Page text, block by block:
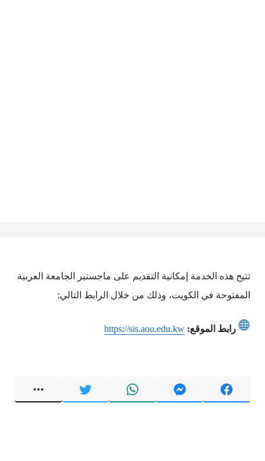
تتيح هذه الخدمة إمكانية التقديم على ماجستير الجامعة العربية
المفتوحة في الكويت، وذلك من خلال الرابط التالي:
رابط الموقع: https://sis.aou.edu.kw